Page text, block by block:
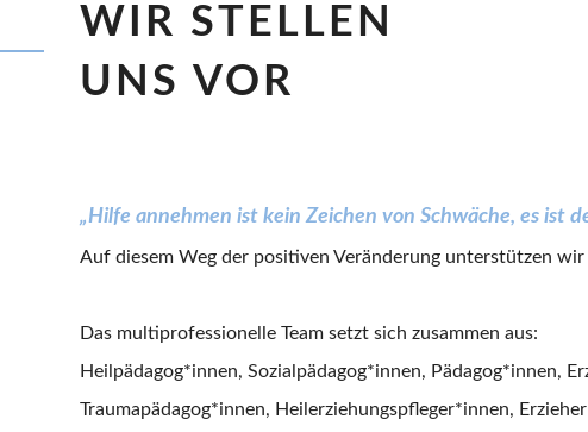
WIR STELLEN
UNS VOR
„Hilfe annehmen ist kein Zeichen von Schwäche, es ist
Auf diesem Weg der positiven Veränderung unterstützen
Das multiprofessionelle Team setzt sich zusammen aus:
Heilpädagog*innen, Sozialpädagog*innen, Pädagog*innen,
Traumapädagog*innen, Heilerziehungspfleger*innen,